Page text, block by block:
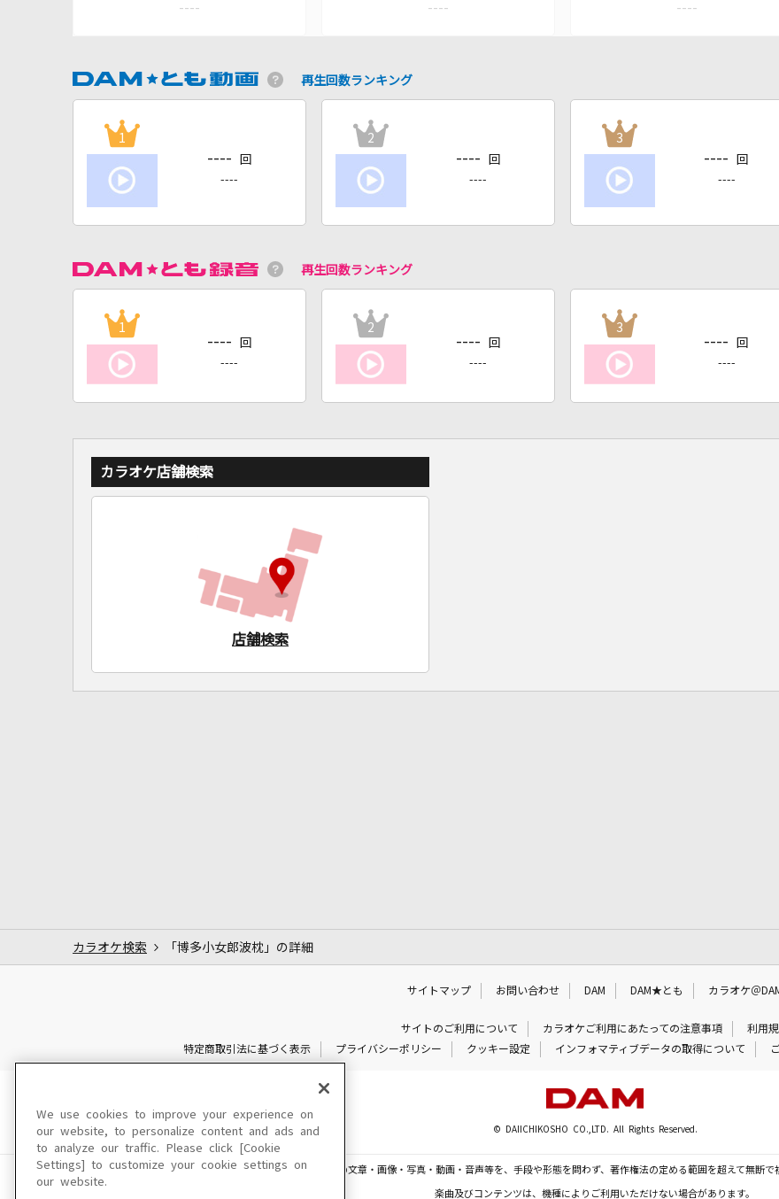
----
----
----
再生回数ランキング
1
---- 回
----
2
---- 回
----
3
---- 回
----
再生回数ランキング
1
---- 回
----
2
---- 回
----
3
---- 回
----
カラオケ店舗検索
店舗検索
カラオケ検索 「博多小女郎波枕」の詳細
サイトマップ お問い合わせ DAM DAM★とも カラオケ＠
サイトのご利用について カラオケご利用にあたっての注意事項
利用
特定商取引法に基づく表示
プライバシーポリシー クッキー設定 インフォマティブデータの取得について
© DAIICHIKOSHO CO.,LTD. All Rights Reserved.
このサイトに掲載されている一切の文章・画像・写真・動画・音声等を、手段や形態を問わず、著作権法の定める範囲を超えて無断で
楽曲及びコンテンツは、機種によりご利用いただけない場合があります。
We use cookies to improve your experience on
our website, to personalize content and ads and
to analyze our traffic. Please click [Cookie
Settings] to customize your cookie settings on
our website.